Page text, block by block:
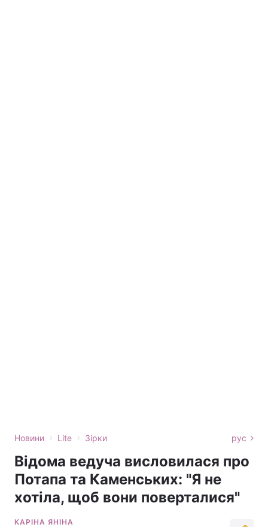
Новини › Lite › Зірки рус
Відома ведуча висловилася про
Потапа та Каменських: "Я не
хотіла, щоб вони поверталися"
КАРІНА ЯНІНА